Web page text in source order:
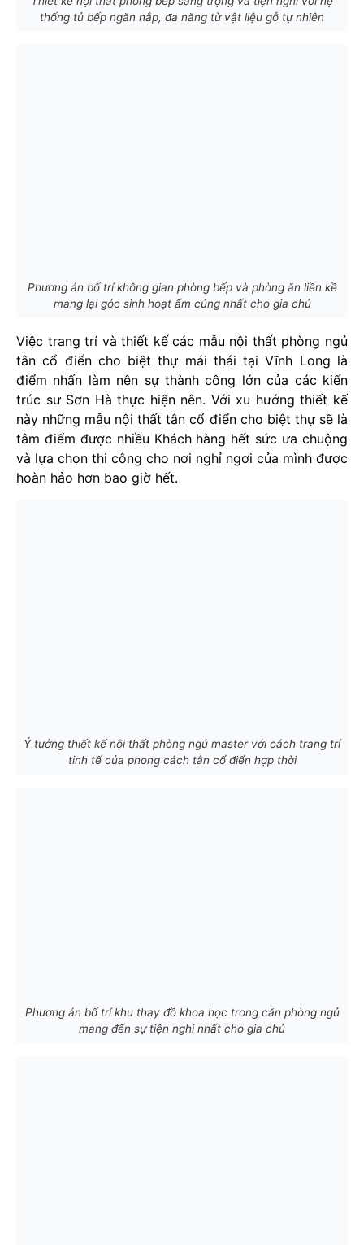
thống tủ bếp ngăn nắp, đa năng từ vật liệu gỗ tự nhiên
Phương án bố trí không gian phòng bếp và phòng ăn liền kề
mang lại góc sinh hoạt ấm cúng nhất cho gia chủ
Việc trang trí và thiết kế các mẫu nội thất phòng ngủ
tân cổ điển cho biệt thự mái thái tại Vĩnh Long là
điểm nhấn làm nên sự thành công lớn của các kiến
trúc sư Sơn Hà thực hiện nên. Với xu hướng thiết kế
này những mẫu nội thất tân cổ điển cho biệt thự sẽ là
tâm điểm được nhiều Khách hàng hết sức ưa chuộng
và lựa chọn thi công cho nơi nghỉ ngơi của mình được
hoàn hảo hơn bao giờ hết.
Ý tưởng thiết kế nội thất phòng ngủ master với cách trang trí
tinh tế của phong cách tân cổ điển hợp thời
Phương án bố trí khu thay đồ khoa học trong căn phòng ngủ
mang đến sự tiện nghi nhất cho gia chủ